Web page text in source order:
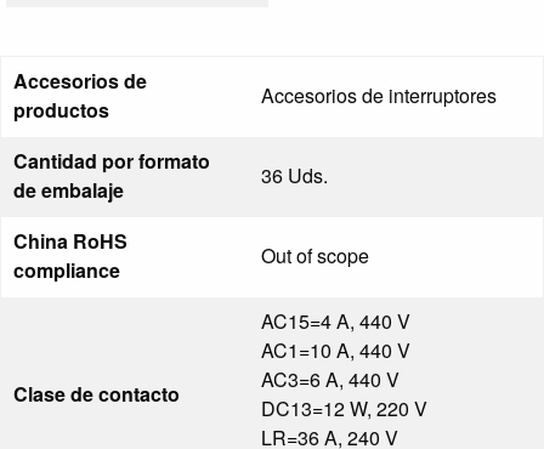
Accesorios de
productos
Accesorios de interruptores
Cantidad por formato
de embalaje
36 Uds.
China RoHS
compliance
Out of scope
Clase de contacto
AC15=4 A, 440 V
AC1=10 A, 440 V
AC3=6 A, 440 V
DC13=12 W, 220 V
LR=36 A, 240 V